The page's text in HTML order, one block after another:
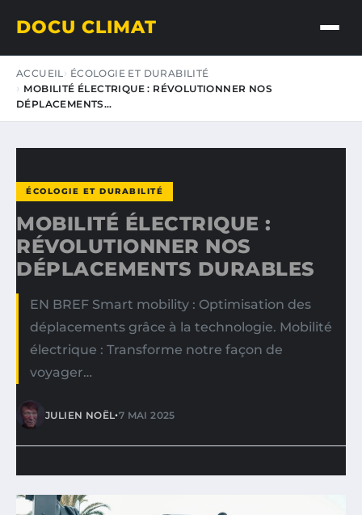
DOCU CLIMAT
ACCUEIL
ÉCOLOGIE ET DURABILITÉ
MOBILITÉ ÉLECTRIQUE : RÉVOLUTIONNER NOS
DÉPLACEMENTS…
ÉCOLOGIE ET DURABILITÉ
MOBILITÉ ÉLECTRIQUE :
RÉVOLUTIONNER NOS
DÉPLACEMENTS DURABLES
EN BREF Smart mobility : Optimisation des
déplacements grâce à la technologie. Mobilité
électrique : Transforme notre façon de
voyager…
JULIEN NOËL•7 MAI 2025